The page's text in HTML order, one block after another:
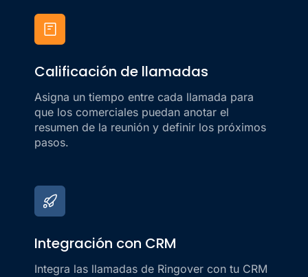
Calificación de llamadas
Asigna un tiempo entre cada llamada para
que los comerciales puedan anotar el
resumen de la reunión y definir los próximos
pasos.
Integración con CRM
Integra las llamadas de Ringover con tu CRM